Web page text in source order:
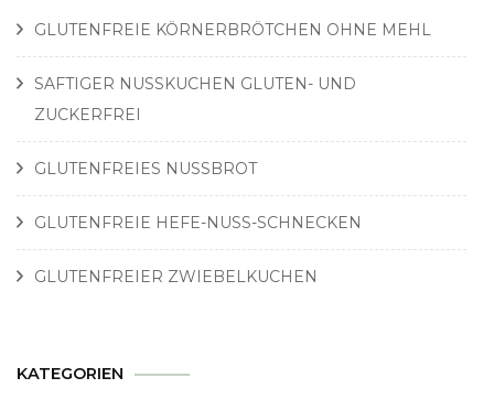
GLUTENFREIE KÖRNERBRÖTCHEN OHNE MEHL
SAFTIGER NUSSKUCHEN GLUTEN- UND
ZUCKERFREI
GLUTENFREIES NUSSBROT
GLUTENFREIE HEFE-NUSS-SCHNECKEN
GLUTENFREIER ZWIEBELKUCHEN
KATEGORIEN